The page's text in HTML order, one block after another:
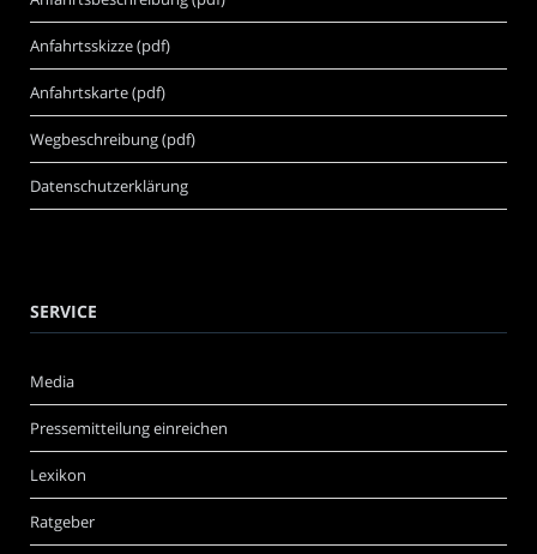
Anfahrtsskizze (pdf)
Anfahrtskarte (pdf)
Wegbeschreibung (pdf)
Datenschutzerklärung
SERVICE
Media
Pressemitteilung einreichen
Lexikon
Ratgeber